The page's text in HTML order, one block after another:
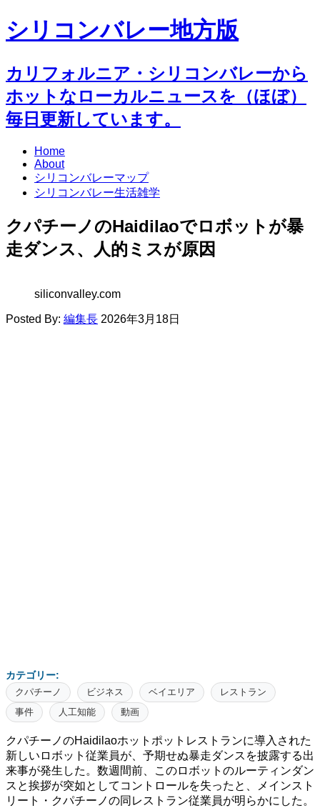
シリコンバレー地方版
カリフォルニア・シリコンバレーから
ホットなローカルニュースを（ほぼ）
毎日更新しています。
Home
About
シリコンバレーマップ
シリコンバレー生活雑学
クパチーノのHaidilaoでロボットが暴
走ダンス、人的ミスが原因
siliconvalley.com
Posted By: 編集長 2026年3月18日
カテゴリー:
クパチーノ ビジネス ベイエリア
レストラン
事件
人工知能 動画
クパチーノのHaidilaoホットポットレストランに導入された
新しいロボット従業員が、予期せぬ暴走ダンスを披露する出
来事が発生した。数週間前、このロボットのルーティンダン
スと挨拶が突如としてコントロールを失ったと、メインスト
リート・クパチーノの同レストラン従業員が明らかにした。